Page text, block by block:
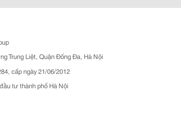
Trung Liệt, Quận Đống Đa, Hà Nội
cấp ngày 21/06/2012
tư thành phố Hà Nội